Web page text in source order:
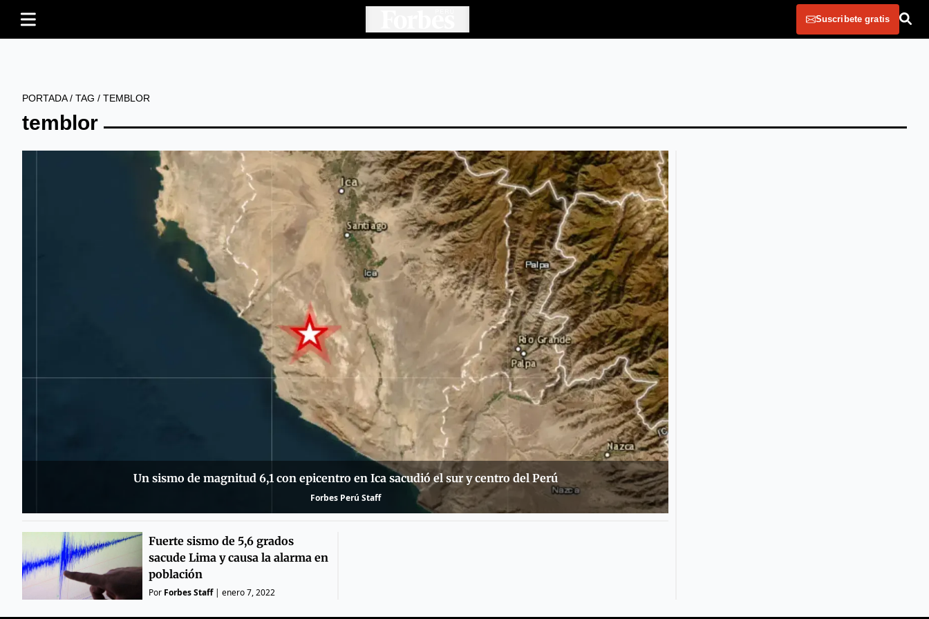
Suscribete gratis
PORTADA/ TAG / TEMBLOR
temblor
Un sismo de magnitud 6,1 con epicentro en Ica sacudió el sur y centro del Perú
Forbes Perú Staff
Fuerte sismo de 5,6 grados
sacude Lima y causa la alarma en
población
Por Forbes Staff| enero 7, 2022